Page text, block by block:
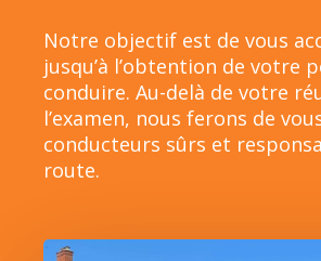
Notre objectif est de vous
jusqu’à l’obtention de votre
conduire. Au-delà de votre
l’examen, nous ferons de
conducteurs sûrs et
route.